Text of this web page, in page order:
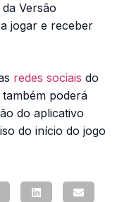
Versão
jogar e receber
redes sociais do
poderá
do aplicativo
do início do jogo